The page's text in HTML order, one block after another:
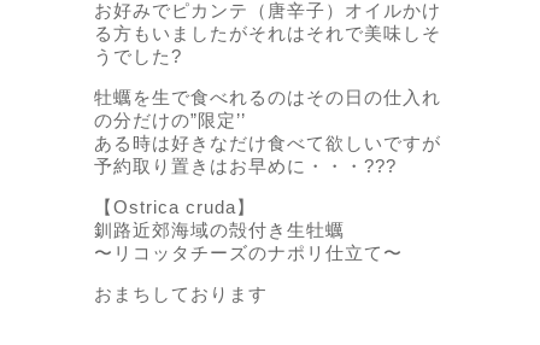
お好みでピカンテ（唐辛子）オイルかけ
る方もいましたがそれはそれで美味しそ
うでした?
牡蠣を生で食べれるのはその日の仕入れ
の分だけの”限定’’
ある時は好きなだけ食べて欲しいですが
予約取り置きはお早めに・・・???
【Ostrica cruda】
釧路近郊海域の殻付き生牡蠣
〜リコッタチーズのナポリ仕立て〜
おまちしております